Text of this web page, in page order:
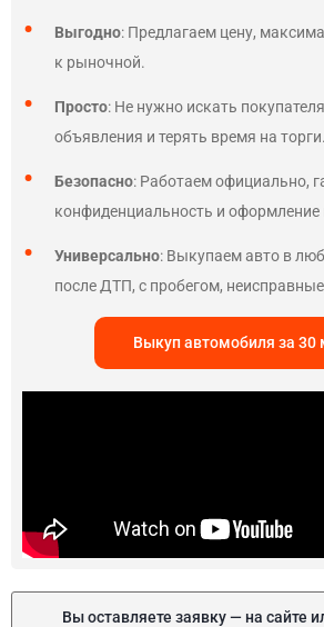
Выгодно: Предлагаем цену,
к рыночной.
Просто: Не нужно искать
объявления и терять время на торги.
Безопасно: Работаем официально,
конфиденциальность и оформление
Универсально: Выкупаем авто в
после ДТП, с пробегом,
Выкуп автомобиля за 30
Вы оставляете заявку — на сайте